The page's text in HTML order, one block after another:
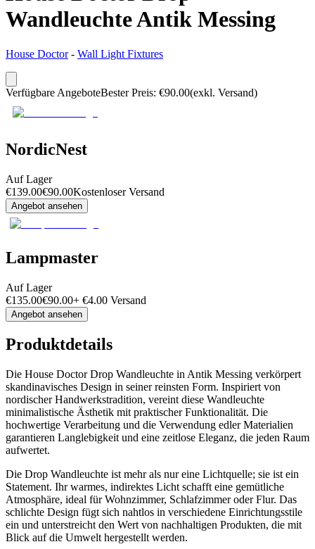
Wandleuchte Antik Messing
House Doctor- Wall Light Fixtures
Verfügbare AngeboteBester Preis: €90.00(exkl. Versand)
NordicNest
Auf Lager
€139.00€90.00Kostenloser Versand
Angebot ansehen
Lampmaster
Auf Lager
€135.00€90.00+ €4.00 Versand
Angebot ansehen
Produktdetails
Die House Doctor Drop Wandleuchte in Antik Messing verkörpert
skandinavisches Design in seiner reinsten Form. Inspiriert von
nordischer Handwerkstradition, vereint diese Wandleuchte
minimalistische Ästhetik mit praktischer Funktionalität. Die
hochwertige Verarbeitung und die Verwendung edler Materialien
garantieren Langlebigkeit und eine zeitlose Eleganz, die jeden Raum
aufwertet.
Die Drop Wandleuchte ist mehr als nur eine Lichtquelle; sie ist ein
Statement. Ihr warmes, indirektes Licht schafft eine gemütliche
Atmosphäre, ideal für Wohnzimmer, Schlafzimmer oder Flur. Das
schlichte Design fügt sich nahtlos in verschiedene Einrichtungsstile
ein und unterstreicht den Wert von nachhaltigen Produkten, die mit
Blick auf die Umwelt hergestellt werden.